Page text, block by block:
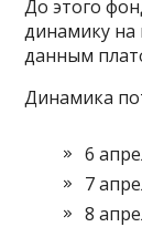
До этого
динамику на
данным
Динамика
6
7
8